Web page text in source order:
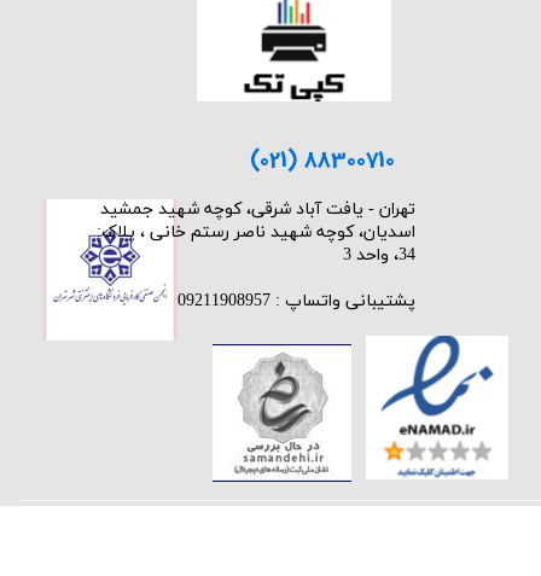
(021) 88300710
​تهران - یافت آباد شرقی، کوچه شهید جمشید
اسدیان، کوچه شهید ناصر رستم خانی ، پلاک:
34، واحد 3
پشتیبانی واتساپ : 09211908957